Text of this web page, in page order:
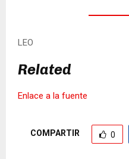
LEO
Related
Enlace a la fuente
COMPARTIR 0